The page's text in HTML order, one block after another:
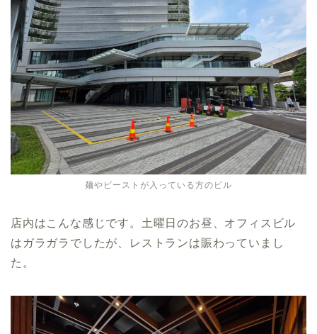
麺やビーストが入っている方のビル
店内はこんな感じです。土曜日のお昼、オフィスビル
はガラガラでしたが、レストランは賑わっていまし
た。